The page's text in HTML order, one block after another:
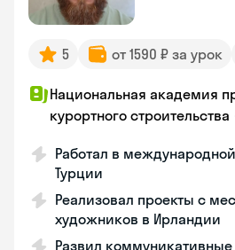
5 от 1590 ₽ за урок
Национальная академия
курортного строительства
Работал в
Турции
Реализовал проекты с
художников в Ирландии
Развил